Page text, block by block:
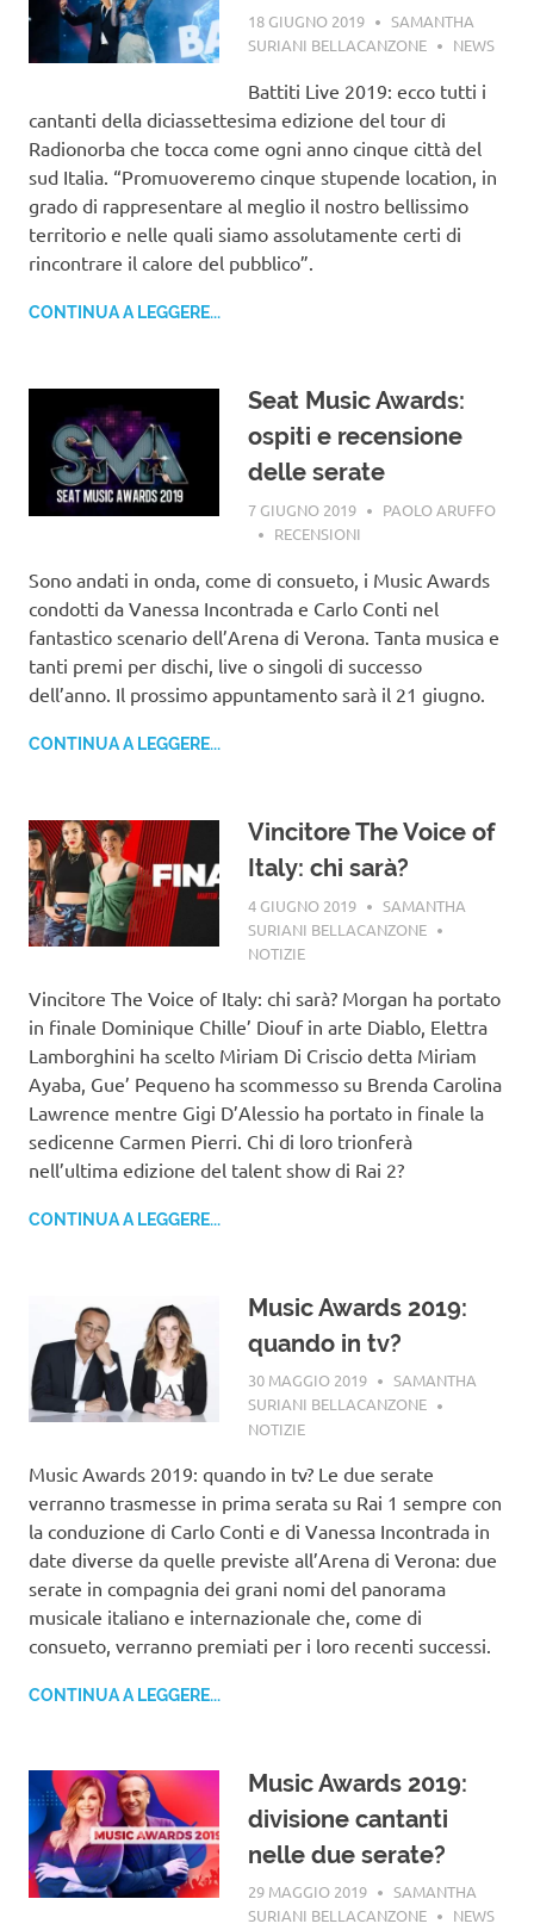
18 GIUGNO 2019
SAMANTHA
SURIANI BELLACANZONE
NEWS
Battiti Live 2019: ecco tutti i
cantanti della diciassettesima edizione del tour di
Radionorba che tocca come ogni anno cinque città del
sud Italia. “Promuoveremo cinque stupende location, in
grado di rappresentare al meglio il nostro bellissimo
territorio e nelle quali siamo assolutamente certi di
rincontrare il calore del pubblico”.
CONTINUA A LEGGERE...
Seat Music Awards:
ospiti e recensione
delle serate
7 GIUGNO 2019
PAOLO ARUFFO
RECENSIONI
Sono andati in onda, come di consueto, i Music Awards
condotti da Vanessa Incontrada e Carlo Conti nel
fantastico scenario dell’Arena di Verona. Tanta musica e
tanti premi per dischi, live o singoli di successo
dell’anno. Il prossimo appuntamento sarà il 21 giugno.
CONTINUA A LEGGERE...
Vincitore The Voice of
Italy: chi sarà?
4 GIUGNO 2019
SAMANTHA
SURIANI BELLACANZONE
NOTIZIE
Vincitore The Voice of Italy: chi sarà? Morgan ha portato
in finale Dominique Chille’ Diouf in arte Diablo, Elettra
Lamborghini ha scelto Miriam Di Criscio detta Miriam
Ayaba, Gue’ Pequeno ha scommesso su Brenda Carolina
Lawrence mentre Gigi D’Alessio ha portato in finale la
sedicenne Carmen Pierri. Chi di loro trionferà
nell’ultima edizione del talent show di Rai 2?
CONTINUA A LEGGERE...
Music Awards 2019:
quando in tv?
30 MAGGIO 2019
SAMANTHA
SURIANI BELLACANZONE
NOTIZIE
Music Awards 2019: quando in tv? Le due serate
verranno trasmesse in prima serata su Rai 1 sempre con
la conduzione di Carlo Conti e di Vanessa Incontrada in
date diverse da quelle previste all’Arena di Verona: due
serate in compagnia dei grani nomi del panorama
musicale italiano e internazionale che, come di
consueto, verranno premiati per i loro recenti successi.
CONTINUA A LEGGERE...
Music Awards 2019:
divisione cantanti
nelle due serate?
29 MAGGIO 2019
SAMANTHA
SURIANI BELLACANZONE
NEWS